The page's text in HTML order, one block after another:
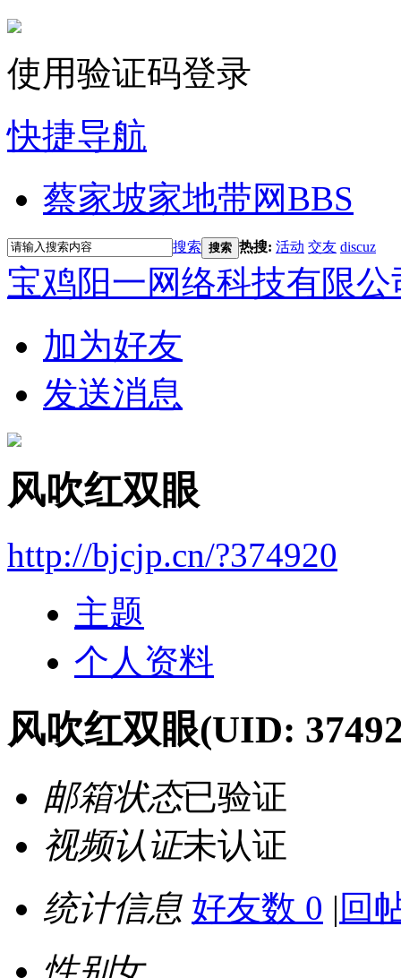
使用验证码登录
快捷导航
蔡家坡家地带网BBS
搜索 搜索 热搜: 活动 交友 discuz
宝鸡阳一网络科技有限公
加为好友
发送消息
风吹红双眼
http://bjcjp.cn/?374920
主题
个人资料
风吹红双眼(UID:
邮箱状态已验证
视频认证未认证
统计信息 好友数 0 | 回